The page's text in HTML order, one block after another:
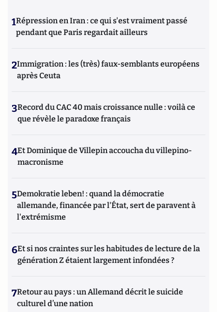
1Répression en Iran : ce qui s'est vraiment passé
pendant que Paris regardait ailleurs
2Immigration : les (très) faux-semblants européens
après Ceuta
3Record du CAC 40 mais croissance nulle : voilà ce
que révèle le paradoxe français
4Et Dominique de Villepin accoucha du villepino-
macronisme
5Demokratie leben! : quand la démocratie
allemande, financée par l'État, sert de paravent à
l'extrémisme
6Et si nos craintes sur les habitudes de lecture de la
génération Z étaient largement infondées ?
7Retour au pays : un Allemand décrit le suicide
culturel d’une nation